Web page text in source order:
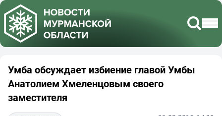
Умба обсуждает избиение главой Умбы
Анатолием Хмеленцовым своего
заместителя